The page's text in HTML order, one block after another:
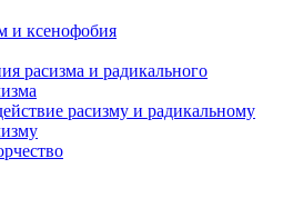
и ксенофобия
расизма и радикального
расизму и радикальному